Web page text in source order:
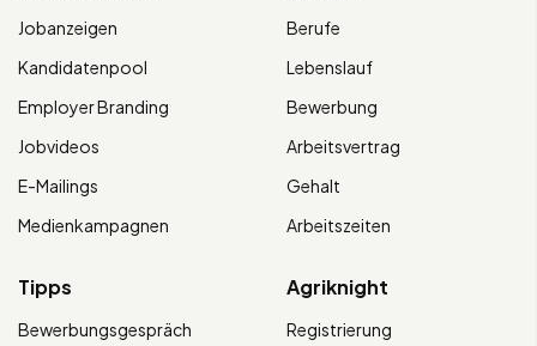
Jobanzeigen
Kandidatenpool
Employer Branding
Jobvideos
E-Mailings
Medienkampagnen
Berufe
Lebenslauf
Bewerbung
Arbeitsvertrag
Gehalt
Arbeitszeiten
Tipps
Bewerbungsgespräch
Agriknight
Registrierung